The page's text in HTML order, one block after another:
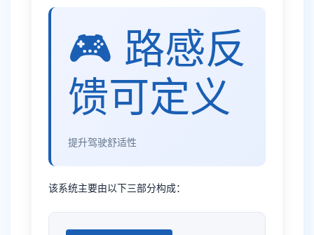
🎮 路感反
馈可定义
提升驾驶舒适性
该系统主要由以下三部分构成：